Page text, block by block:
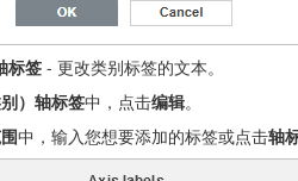
标签 - 更改类别标签的文本。
）轴标签中，点击编辑。
中，输入您想要添加的标签或点击轴